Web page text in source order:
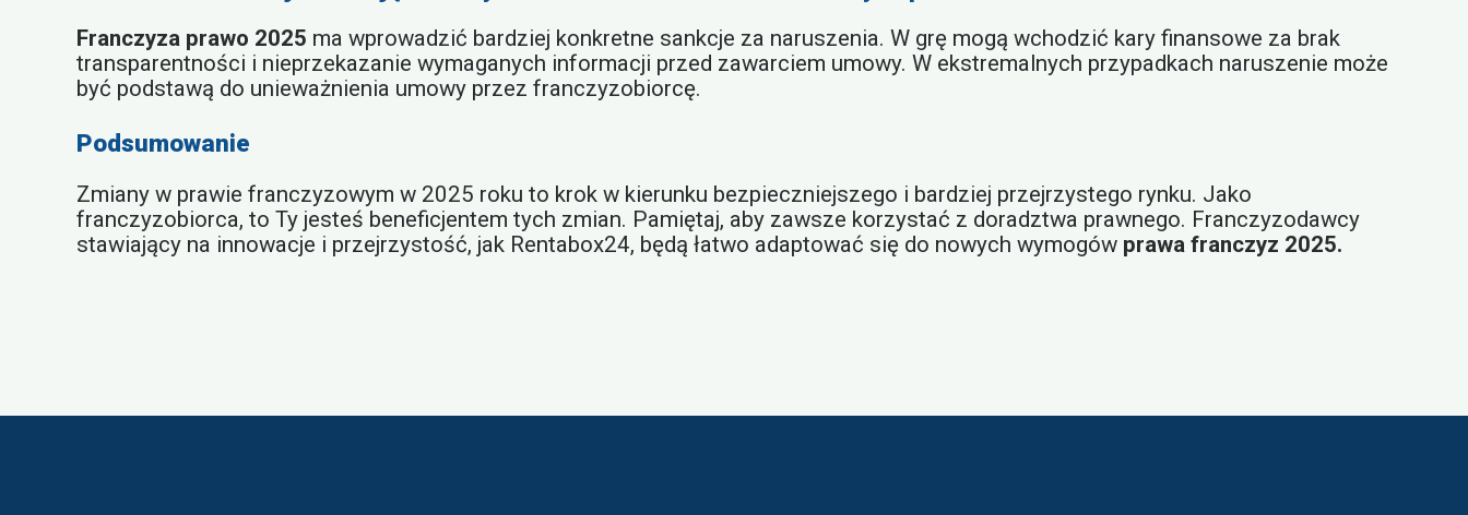
Franczyza prawo 2025 ma wprowadzić bardziej konkretne sankcje za naruszenia. W grę mogą wchodzić kary finansowe za brak
transparentności i nieprzekazanie wymaganych informacji przed zawarciem umowy. W ekstremalnych przypadkach naruszenie może
być podstawą do unieważnienia umowy przez franczyzobiorcę.
Podsumowanie
Zmiany w prawie franczyzowym w 2025 roku to krok w kierunku bezpieczniejszego i bardziej przejrzystego rynku. Jako
franczyzobiorca, to Ty jesteś beneficjentem tych zmian. Pamiętaj, aby zawsze korzystać z doradztwa prawnego. Franczyzodawcy
stawiający na innowacje i przejrzystość, jak Rentabox24, będą łatwo adaptować się do nowych wymogów prawa franczyz 2025.